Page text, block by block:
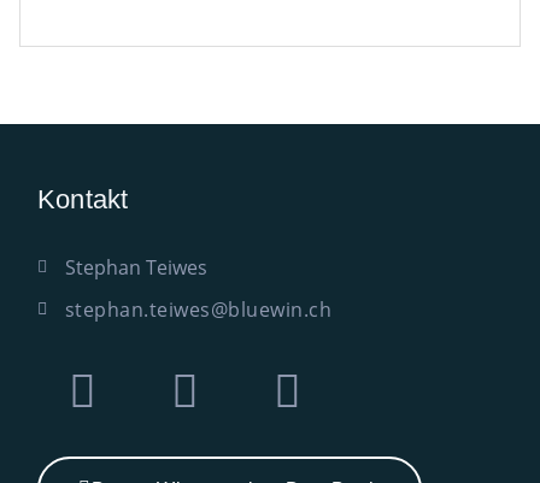
Kontakt
Stephan Teiwes
stephan.teiwes@bluewin.ch